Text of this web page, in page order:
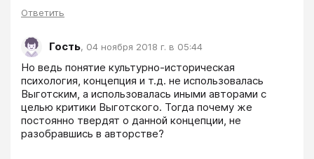
Ответить
Гость, 04 ноября 2018 г. в 05:44
Но ведь понятие культурно-историческая
психология, концепция и т.д. не использовалась
Выготским, а использовалась иными авторами с
целью критики Выготского. Тогда почему же
постоянно твердят о данной концепции, не
разобравшись в авторстве?